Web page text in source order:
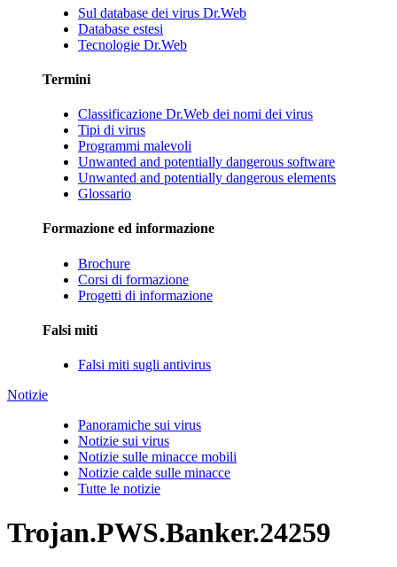
Sul database dei virus Dr.Web
Database estesi
Tecnologie Dr.Web
Termini
Classificazione Dr.Web dei nomi dei virus
Tipi di virus
Programmi malevoli
Unwanted and potentially dangerous software
Unwanted and potentially dangerous elements
Glossario
Formazione ed informazione
Brochure
Corsi di formazione
Progetti di informazione
Falsi miti
Falsi miti sugli antivirus
Notizie
Panoramiche sui virus
Notizie sui virus
Notizie sulle minacce mobili
Notizie calde sulle minacce
Tutte le notizie
Trojan.PWS.Banker.24259